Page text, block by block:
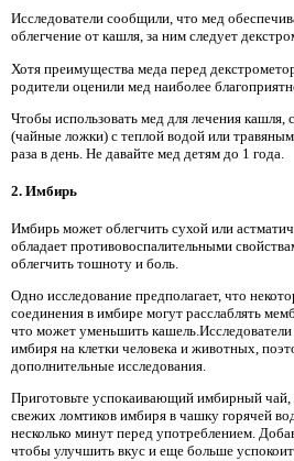
Исследователи сообщили, что мед
облегчение от кашля, за ним следует
Хотя преимущества меда перед
родители оценили мед наиболее
Чтобы использовать мед для лечения
(чайные ложки) с теплой водой или
раза в день. Не давайте мед детям до 1 года.
2. Имбирь
Имбирь может облегчить сухой или
обладает противовоспалительными
облегчить тошноту и боль.
Одно исследование предполагает, что
соединения в имбире могут расслаблять
что может уменьшить
имбиря на клетки человека и животных,
дополнительные исследования.
Приготовьте успокаивающий имбирный чай,
свежих ломтиков имбиря в чашку горячей
несколько минут перед употреблением.
чтобы улучшить вкус и еще больше